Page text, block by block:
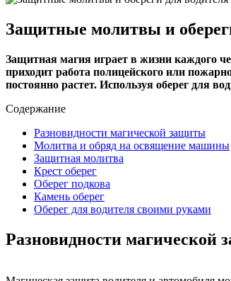
Защитные молитвы и
Защитная магия играет в жизни каждого
приходит работа полицейского или
постоянно растет. Используя оберег для
Содержание
Разновидности магической защиты
Молитва и обряд на освящение машины
Защитная молитва
Крест оберег
Оберег подкова
Камень оберег
Оберег для водителя своими руками
Разновидности магической